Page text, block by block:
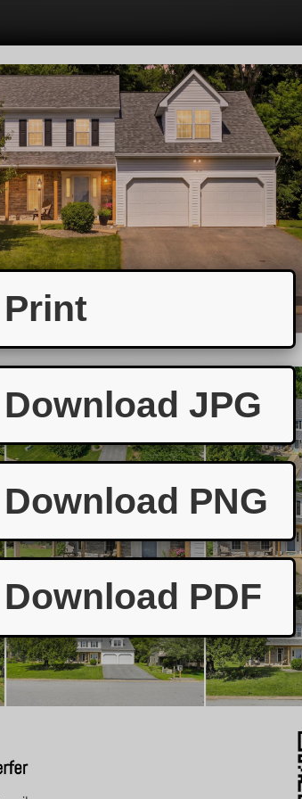
Print
Download JPG
Download PNG
Download PDF